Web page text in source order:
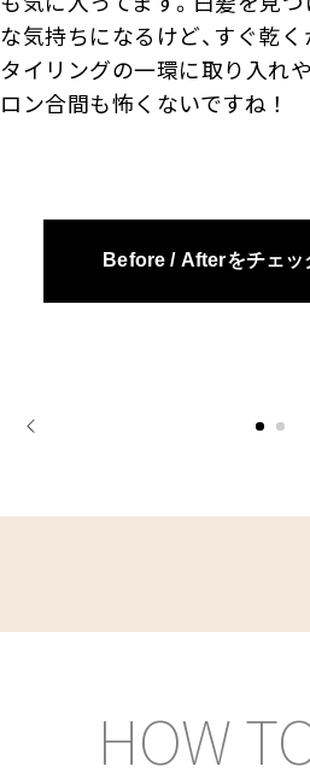
な気持ちになるけど、すぐ乾
タイリングの一環に取り入れ
ロン合間も怖くないですね！
Before / Afterをチェッ
HOW